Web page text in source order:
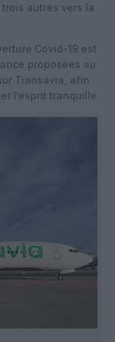
autres vers la
Covid-19 est
proposées au
Transavia, afin
l’esprit tranquille.